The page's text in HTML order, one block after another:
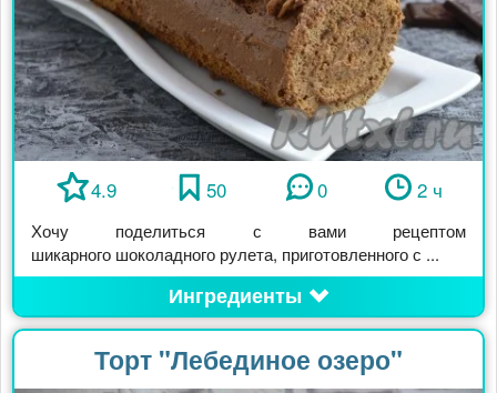
4.9 50 0 2 ч
Хочу поделиться с вами рецептом
шикарного шоколадного рулета, приготовленного с ...
Ингредиенты
Торт "Лебединое озеро"